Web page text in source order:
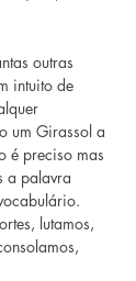
outras
intuito de
um Girassol a
é preciso mas
a palavra
lutamos,